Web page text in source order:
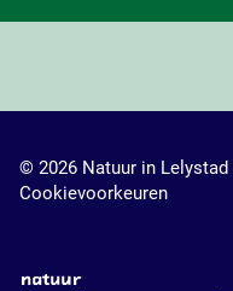
© 2026 Natuur in Lelystad |
Cookievoorkeuren